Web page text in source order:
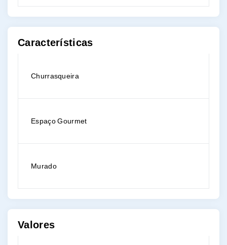
Características
Churrasqueira
Espaço Gourmet
Murado
Valores